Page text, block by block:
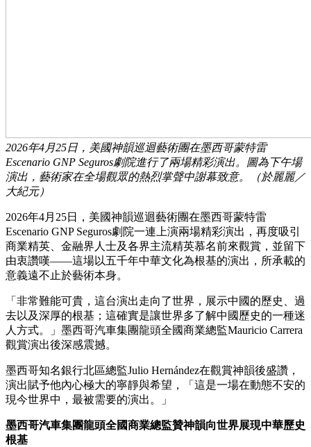
2026年4月25日，美國神韻巡迴藝術團在墨西哥蒙特雷
Escenario GNP Seguros劇院進行了兩場精彩演出。圖為下午場
演出，藝術家在全場觀眾的熱烈掌聲中謝幕致意。（於麗麗／
大紀元）
2026年4月25日，美國神韻巡迴藝術團在墨西哥蒙特雷
Escenario GNP Seguros劇院一連上演兩場精彩演出，再度吸引
商業精英、金融界人士及各界主流精英慕名前來觀賞，並留下
由衷讚嘆——這場以五千年中華文化為根基的演出，所承載的
意義遠不止於藝術本身。
「非常難能可貴，這台演出走向了世界，展示中國的歷史、過
去以及深厚的根基；這確實是讓世界多了解中國歷史的一種迷
人方式。」墨西哥汽車集團龍頭全國商業總監Mauricio Carrera
觀賞演出後深感震撼。
墨西哥知名銀行北區總監Julio Hernández在觀賞神韻後盛讚，
演出賦予他內心極大的寧靜與希望，「這是一場在動態不安的
現今世界中，最被需要的演出。」
墨西哥汽車集團龍頭全國商業總監贊神韻向世界展現中華歷史
根基